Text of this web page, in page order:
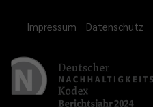
Impressum Datenschutz